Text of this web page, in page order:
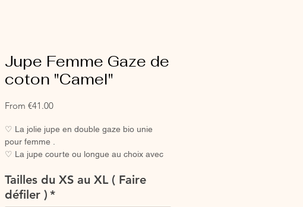
Jupe Femme Gaze de
coton "Camel"
From €41.00Sale
♡ La jolie jupe en double gaze bio unie
pour femme .
♡ La jupe courte ou longue au choix avec
tendance ou en duo avec votre mini.
♡ Jupe entièrement réalisée à la main.
Tailles du XS au XL ( Faire
défiler ) *